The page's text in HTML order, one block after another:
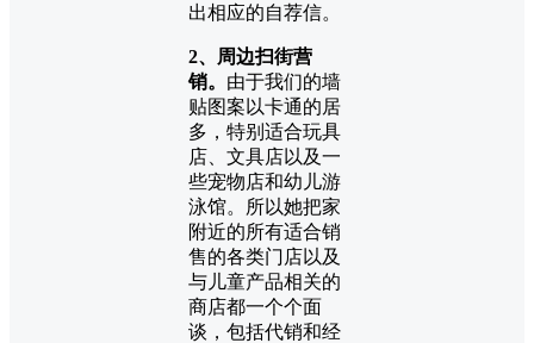
出相应的自荐信。
2、周边扫街营
销。 由于我们的墙
贴图案以卡通的居
多，特别适合玩具
店、文具店以及一
些宠物店和幼儿游
泳馆。所以她把家
附近的所有适合销
售的各类门店以及
与儿童产品相关的
商店都一个个面
谈，包括代销和经